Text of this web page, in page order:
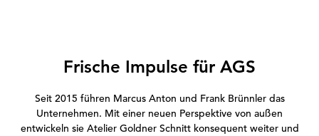
Frische Impulse für AGS
Seit 2015 führen Marcus Anton und Frank Brünnler das
Unternehmen. Mit einer neuen Perspektive von außen
entwickeln sie Atelier Goldner Schnitt konsequent weiter und